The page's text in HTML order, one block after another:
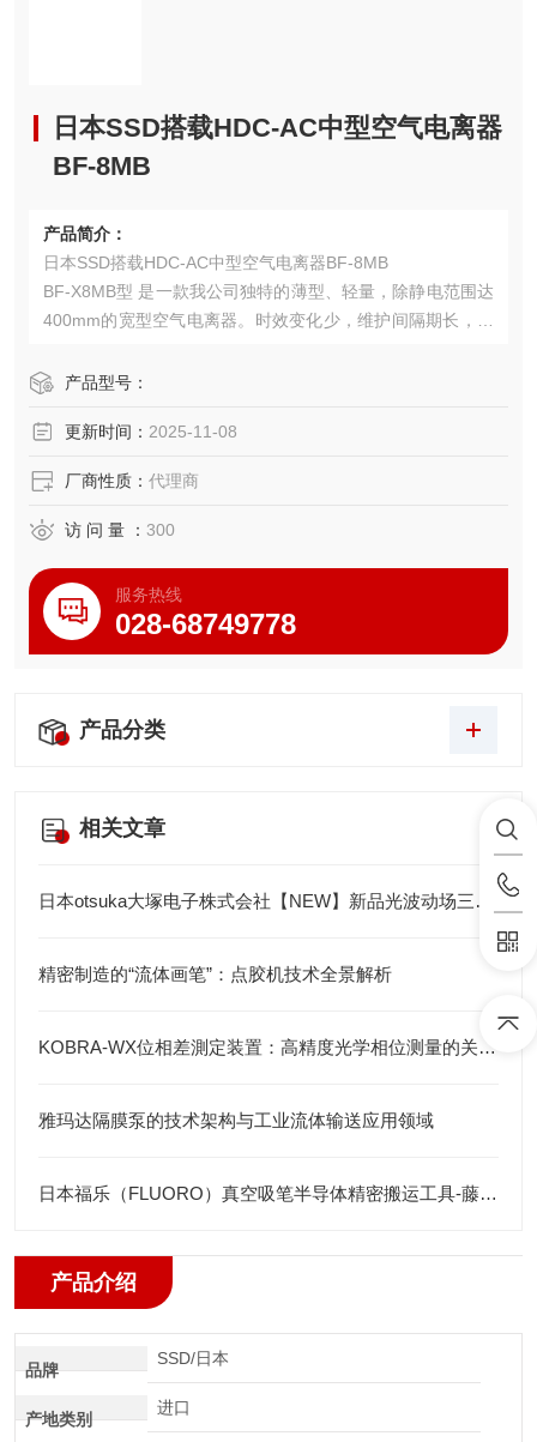
日本SSD搭载HDC-AC中型空气电离器
BF-8MB
产品简介：
日本SSD搭载HDC-AC中型空气电离器BF-8MB
BF-X8MB型 是一款我公司独特的薄型、轻量，除静电范围达
400mm的宽型空气电离器。时效变化少，维护间隔期长，易
产品型号：
更新时间： 2025-11-08
厂商性质： 代理商
访 问 量 ： 300
服务热线
028-68749778
产品分类
相关文章
日本otsuka大塚电子株式会社【NEW】新品光波动场三次元显微镜MINUK
精密制造的“流体画笔”：点胶机技术全景解析
KOBRA-WX位相差測定装置：高精度光学相位测量的关键技术解析
雅玛达隔膜泵的技术架构与工业流体输送应用领域
日本福乐（FLUORO）真空吸笔半导体精密搬运工具-藤田光学
产品介绍
品牌
SSD/日本
产地类别
进口